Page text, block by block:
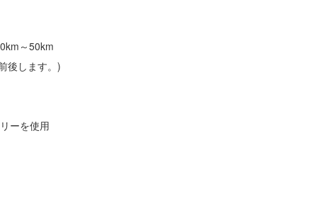
～50km
後します。)
ーを使用